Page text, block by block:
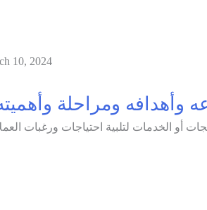
10, 2024
وأهدافه ومراحلة